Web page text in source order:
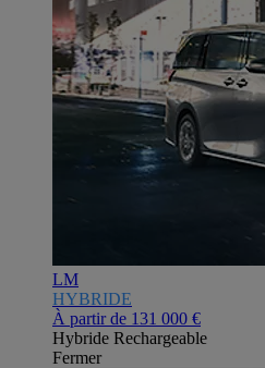
LM
HYBRIDE
À partir de 131 000 €
Hybride Rechargeable
Fermer